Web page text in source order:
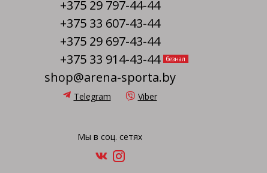
+375 29 797-44-44
+375 33 607-43-44
+375 29 697-43-44
+375 33 914-43-44
безнал
shop@arena-sporta.by
Telegram Viber
Мы в соц. сетях